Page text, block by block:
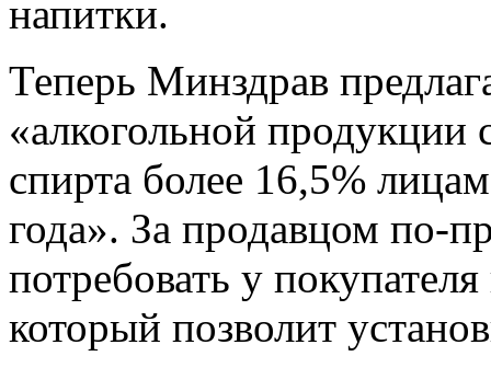
напитки.
Теперь Минздрав
«алкогольной продукции
спирта более 16,5%
года». За продавцом по-
потребовать у
который позволит